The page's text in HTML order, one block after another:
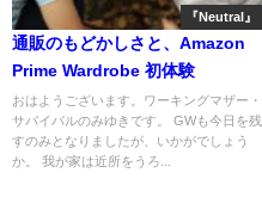
『Neutral』
通販のもどかしさと、Amazon
Prime Wardrobe 初体験
おはようございます。ワーキングマザー・
サバイバルのみゆきです。 GWも今日を残
すのみとなりましたが、いかがでしょう
か。 我が家は近所をうろ...